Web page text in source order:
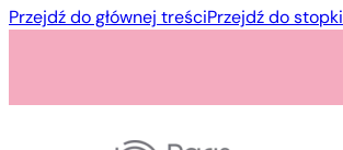
Przejdź do głównej treściPrzejdź do stopki